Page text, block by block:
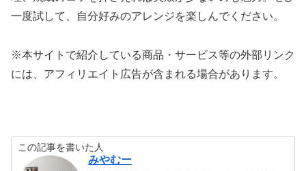
一度試して、自分好みのアレンジを楽しんでください。
※本サイトで紹介している商品・サービス等の外部リンク
には、アフィリエイト広告が含まれる場合があります。
この記事を書いた人
みやむー